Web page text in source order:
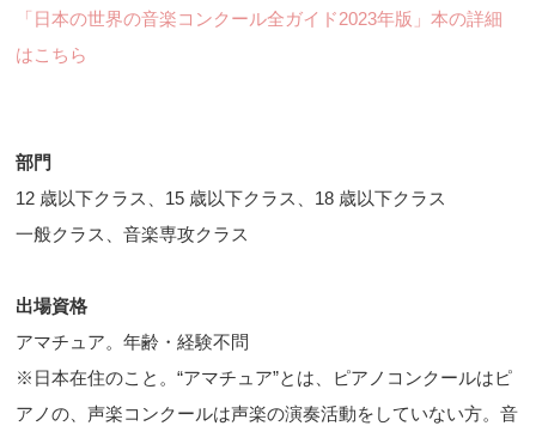
「日本の世界の音楽コンクール全ガイド2023年版」本の詳細
はこちら
部門
12 歳以下クラス、15 歳以下クラス、18 歳以下クラス
一般クラス、音楽専攻クラス
出場資格
アマチュア。年齢・経験不問
※日本在住のこと。“アマチュア”とは、ピアノコンクールはピ
アノの、声楽コンクールは声楽の演奏活動をしていない方。音